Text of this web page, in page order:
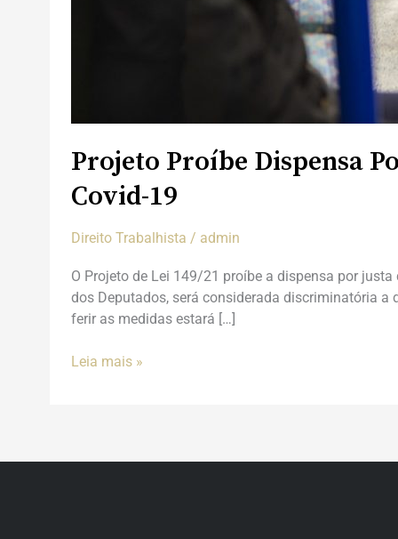
Projeto Proíbe Dispensa
Covid-19
Direito Trabalhista / admin
O Projeto de Lei 149/21 proíbe a dispensa por
dos Deputados, será considerada discriminatória
ferir as medidas estará […]
Leia mais »